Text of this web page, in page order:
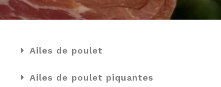
Ailes de poulet
Ailes de poulet piquantes